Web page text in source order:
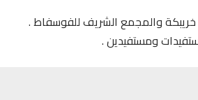
خريبكة والمجمع الشريف للفوسفاط .
ومستفيدين .